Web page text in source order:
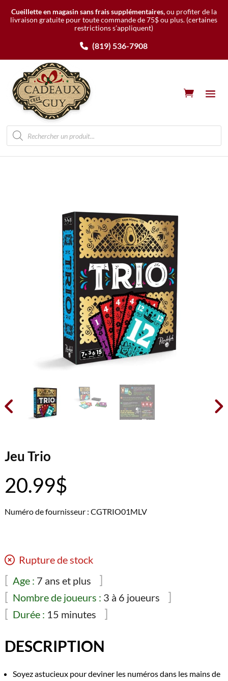
Cueillette en magasin sans frais supplémentaires,ou profiter de la
livraison gratuite pour toute commande de 75$ ou plus. (certaines
restrictions s’appliquent)
(819) 536-7908
Recherche
de
produits
 
Jeu Trio
20.99$
Numéro de fournisseur : CGTRIO01MLV
Rupture de stock
Age : 7 ans et plus
Nombre de joueurs : 3 à 6 joueurs
Durée : 15 minutes
DESCRIPTION
Soyez astucieux pour deviner les numéros dans les mains de